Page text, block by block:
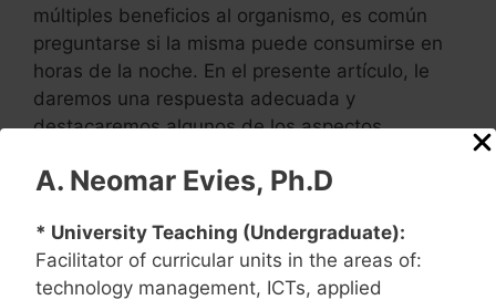
A. Neomar Evies, Ph.D
* University Teaching (Undergraduate):
Facilitator of curricular units in the areas of:
technology management, ICTs, applied
múltiples beneficios al organismo, es común
preguntarse si la misma puede consumirse en
horas de la noche. En el presente artículo, le
daremos una respuesta adecuada y
destacaremos algunos de los aspectos
del … Read more
Categories
Nutrición
Tags
Ensure